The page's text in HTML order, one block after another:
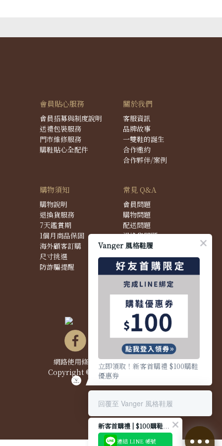
會員貼心服務
會員招募與制度說明
送禮包裝服務
門市維修服務
購鞋貼心全配件
關於我們
客服資訊
品牌故事
一雙鞋的誕生
合作邀約
合作夥伴/案例
購物須知
購物說明
退換貨服務
7天鑑賞期
1個月商品保固
海外顧客訂購
尺寸挑選
防詐騙提醒
常見 Q&A
會員問題
購物問題
配送問題
退換貨問題
商品問題
網路使用條款&政策|隱私權聲明|
Copyright © 2021 Vanger 風格鞋履
Vanger 風格鞋履
立即領取！新客首購禮 $100購鞋
優惠券
回覆至 Vanger 風格鞋履
新客首購禮 | $100購鞋優惠券
連結 LINE 帳號